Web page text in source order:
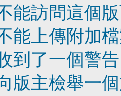
能訪問這個
能上傳附加
到了一個警
版主檢舉一